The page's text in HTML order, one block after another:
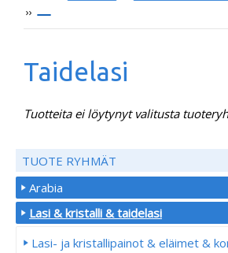
››
Taidelasi
Tuotteita ei löytynyt valitusta
TUOTE RYHMÄT
Arabia
Lasi & kristalli & taidelasi
Lasi- ja kristallipainot & eläimet &